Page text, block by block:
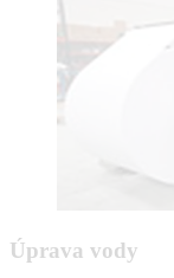
Úprava vody